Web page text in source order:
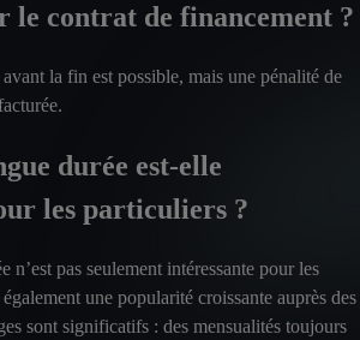
le contrat de financement ?
la fin est possible, mais une pénalité de
durée est-elle
les particuliers ?
n’est pas seulement intéressante pour les
une popularité croissante auprès des
sont significatifs : des mensualités toujours